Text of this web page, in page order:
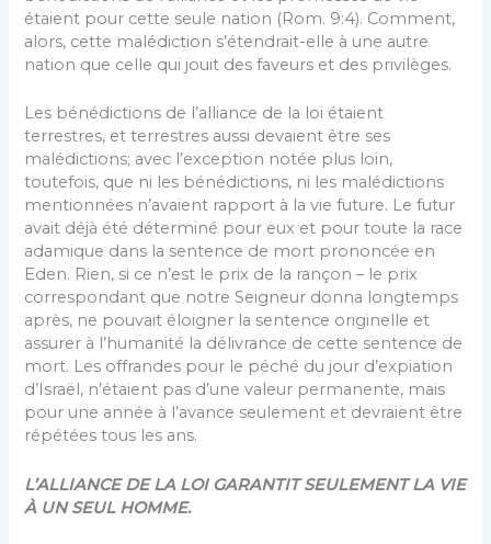
étaient pour cette seule nation (Rom. 9:4). Comment,
alors, cette malédiction s’étendrait-elle à une autre
nation que celle qui jouit des faveurs et des privilèges.
Les bénédictions de l’alliance de la loi étaient
terrestres, et terrestres aussi devaient être ses
malédictions; avec l’exception notée plus loin,
toutefois, que ni les bénédictions, ni les malédictions
mentionnées n’avaient rapport à la vie future. Le futur
avait déjà été déterminé pour eux et pour toute la race
adamique dans la sentence de mort prononcée en
Eden. Rien, si ce n’est le prix de la rançon – le prix
correspondant que notre Seigneur donna longtemps
après, ne pouvait éloigner la sentence originelle et
assurer à l’humanité la délivrance de cette sentence de
mort. Les offrandes pour le péché du jour d’expiation
d’Israël, n’étaient pas d’une valeur permanente, mais
pour une année à l’avance seulement et devraient être
répétées tous les ans.
L’ALLIANCE DE LA LOI GARANTIT SEULEMENT LA VIE
À UN SEUL HOMME.